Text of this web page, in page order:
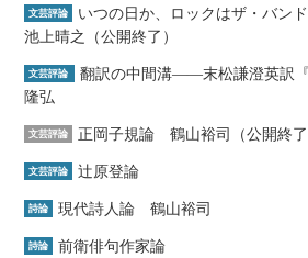
文芸評論
いつの日か、ロックはザ・バン
池上晴之（公開終了）
文芸評論
翻訳の中間溝――末松謙澄英訳
隆弘
文芸評論 正岡子規論 鶴山裕司（公開終了
文芸評論 辻原登論
詩論 現代詩人論 鶴山裕司
詩論 前衛俳句作家論